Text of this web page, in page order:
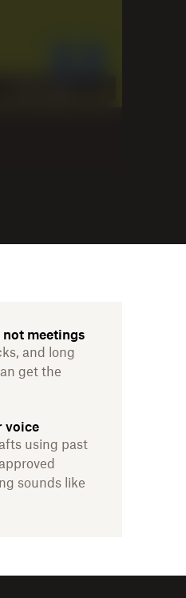
not meetings
and long
get the
voice
using past
sounds like